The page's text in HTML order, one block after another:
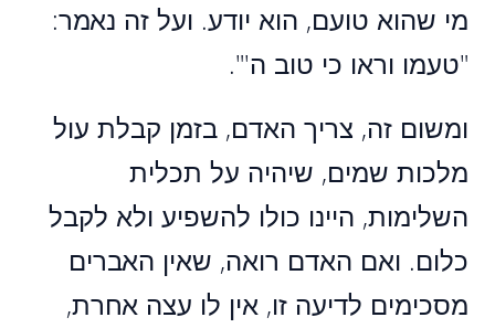
מי שהוא טועם, הוא יודע. ועל זה נאמר:
"טעמו וראו כי טוב ה'".
ומשום זה, צריך האדם, בזמן קבלת עול
מלכות שמים, שיהיה על תכלית
השלימות, היינו כולו להשפיע ולא לקבל
כלום. ואם האדם רואה, שאין האברים
מסכימים לדיעה זו, אין לו עצה אחרת,